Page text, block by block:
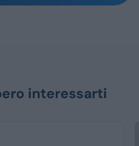
interessarti